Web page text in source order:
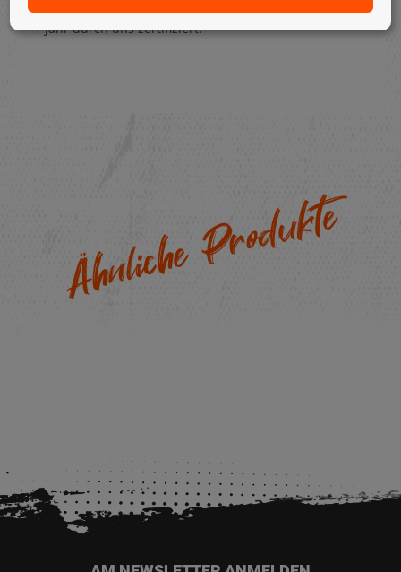
geschultes und geprüftes Personal ausgeführt und für
1 Jahr durch uns zertifiziert!
Ähnliche Produkte